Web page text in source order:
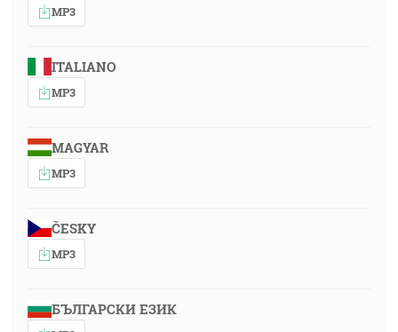
MP3
ITALIANO
MP3
MAGYAR
MP3
ČESKY
MP3
БЪЛГАРСКИ ЕЗИК